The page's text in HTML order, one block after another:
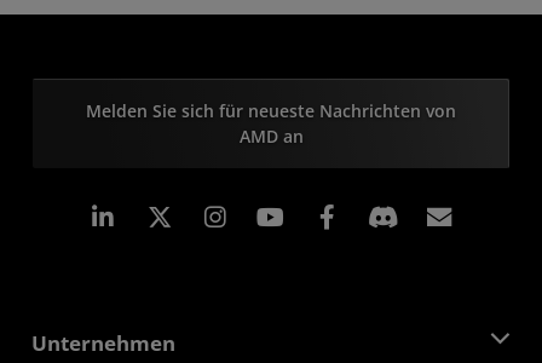
Melden Sie sich für neueste Nachrichten von
AMD an
LinkedIn Instagram Facebook
Unternehmen